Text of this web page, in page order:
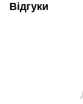
Відгуки